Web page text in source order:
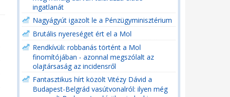
ingatlanát
Nagyágyút igazolt le a Pénzügyminisztérium
Brutális nyereséget ért el a Mol
Rendkívüli: robbanás történt a Mol
finomítójában - azonnal megszólalt az
olajtársaság az incidensről
Fantasztikus hírt közölt Vitézy Dávid a
Budapest-Belgrád vasútvonalról: ilyen még